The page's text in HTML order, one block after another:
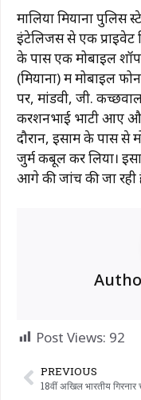
मालिया मियाना पुलिस
इंटेलिजेंस से एक प्राइवेट
के पास एक मोबाइल शॉप
(मियाना) में मोबाइल
पर, मांडवी, जी.
करशनभाई भाटी आए
दौरान, इसाम के पास से
जुर्म कबूल कर लिया।
आगे की जांच की जा रही
Post Views: 92
PREVIOUS